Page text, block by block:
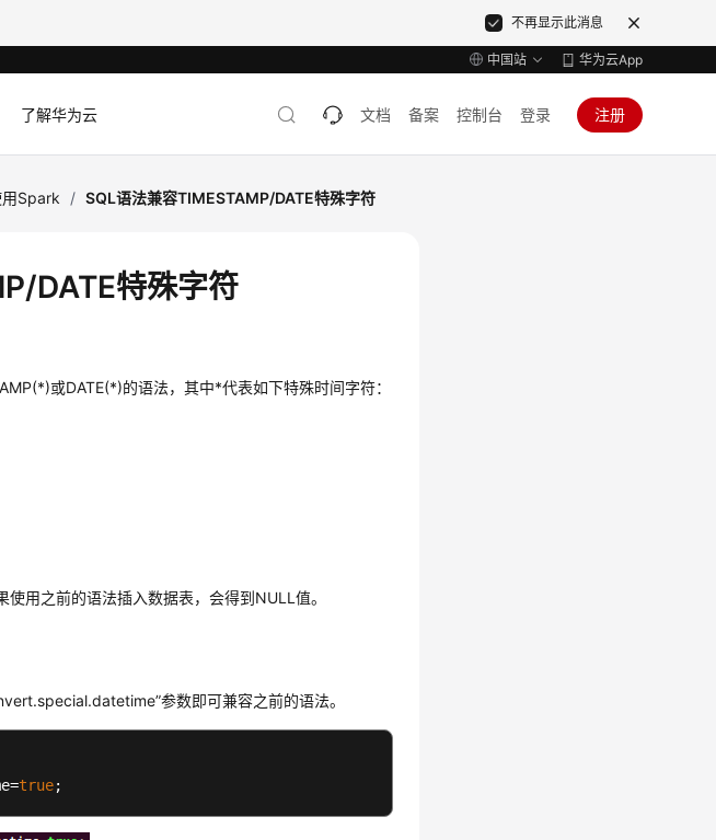
不再显示此消息
中国站 华为云App
了解华为云 文档 备案 控制台 登录 注册
Spark / SQL语法兼容TIMESTAMP/DATE特殊字符
DATE特殊字符
或DATE(*)的语法，其中*代表如下特殊时间字符：
用之前的语法插入数据表，会得到NULL值。
参数即可兼容之前的语法。
true;